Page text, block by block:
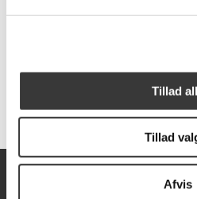
Tillad
Tillad
Afvis
2.299,00 DKK